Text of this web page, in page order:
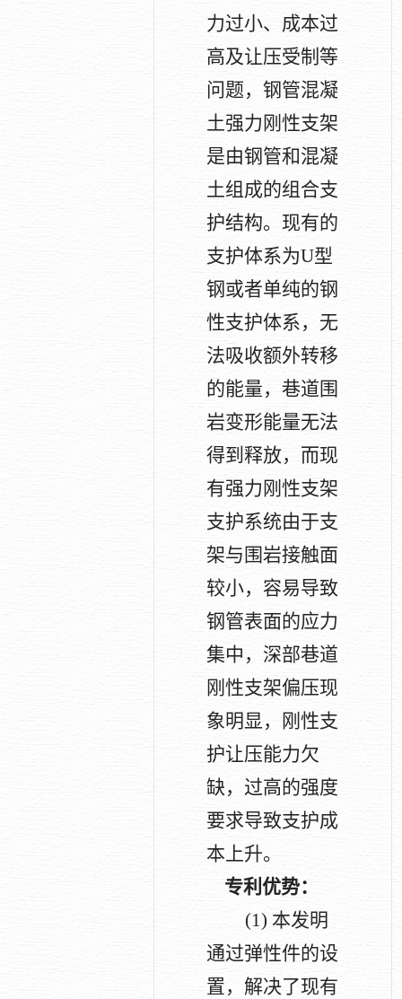
力过小、成本过
高及让压受制等
问题，钢管混凝
土强力刚性支架
是由钢管和混凝
土组成的组合支
护结构。现有的
支护体系为U型
钢或者单纯的钢
性支护体系，无
法吸收额外转移
的能量，巷道围
岩变形能量无法
得到释放，而现
有强力刚性支架
支护系统由于支
架与围岩接触面
较小，容易导致
钢管表面的应力
集中，深部巷道
刚性支架偏压现
象明显，刚性支
护让压能力欠
缺，过高的强度
要求导致支护成
本上升。
专利优势：
(1) 本发明
通过弹性件的设
置，解决了现有